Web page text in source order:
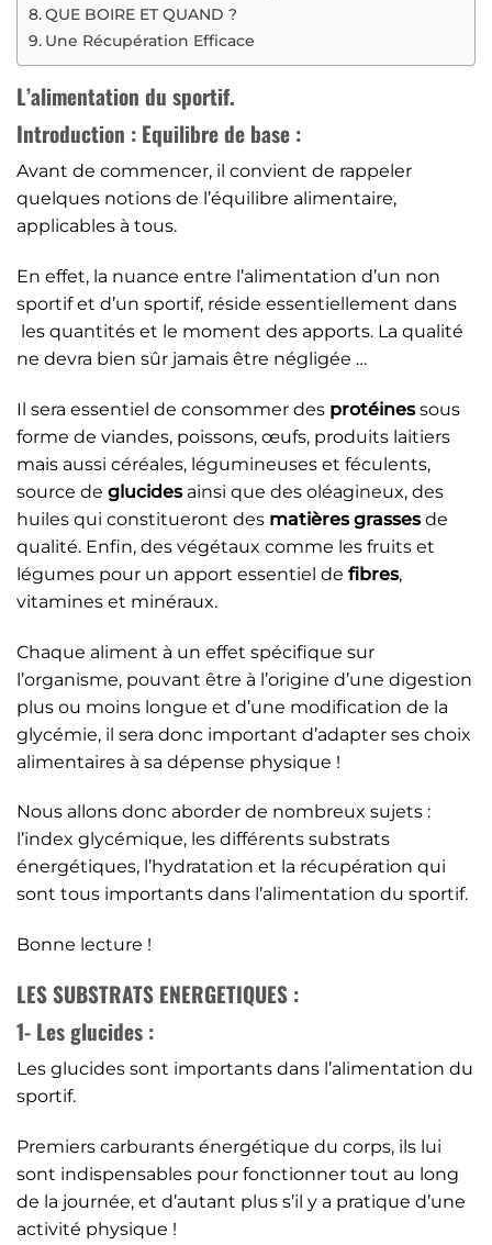
QUE BOIRE ET QUAND ?
Une Récupération Efficace
L’alimentation du sportif.
Introduction : Equilibre de base :
Avant de commencer, il convient de rappeler
quelques notions de l’équilibre alimentaire,
applicables à tous.
En effet, la nuance entre l’alimentation d’un non
sportif et d’un sportif, réside essentiellement dans
les quantités et le moment des apports. La qualité
ne devra bien sûr jamais être négligée …
Il sera essentiel de consommer des protéinessous
forme de viandes, poissons, œufs, produits laitiers
mais aussi céréales, légumineuses et féculents,
source de glucidesainsi que des oléagineux, des
huiles qui constitueront des matières grassesde
qualité. Enfin, des végétaux comme les fruits et
légumes pour un apport essentiel de fibres,
vitamines et minéraux.
Chaque aliment à un effet spécifique sur
l’organisme, pouvant être à l’origine d’une digestion
plus ou moins longue et d’une modification de la
glycémie, il sera donc important d’adapter ses choix
alimentaires à sa dépense physique !
Nous allons donc aborder de nombreux sujets :
l’index glycémique, les différents substrats
énergétiques, l’hydratation et la récupération qui
sont tous importants dans l’alimentation du sportif.
Bonne lecture !
LES SUBSTRATS ENERGETIQUES :
1- Les glucides :
Les glucides sont importants dans l’alimentation du
sportif.
Premiers carburants énergétique du corps, ils lui
sont indispensables pour fonctionner tout au long
de la journée, et d’autant plus s’il y a pratique d’une
activité physique !